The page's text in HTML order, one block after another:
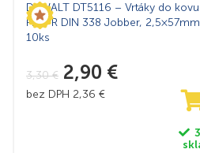
DeWALT DT5116 – Vrtáky do kovu
HSS-R DIN 338 Jobber,
10ks
3,30€ 2,90 €
bez DPH 2,36 €